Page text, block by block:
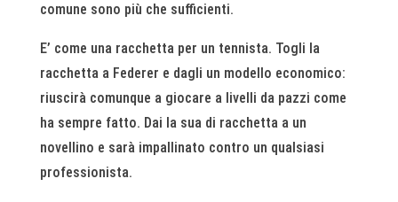
comune sono più che sufficienti.
E’ come una racchetta per un tennista. Togli la
racchetta a Federer e dagli un modello economico:
riuscirà comunque a giocare a livelli da pazzi come
ha sempre fatto. Dai la sua di racchetta a un
novellino e sarà impallinato contro un qualsiasi
professionista.